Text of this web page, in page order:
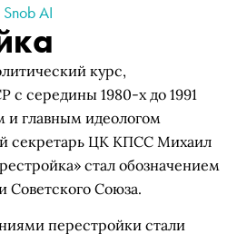
AI
курс,
с середины 1980-х до 1991
и главным идеологом
секретарь ЦК КПСС Михаил
стал обозначением
Советского Союза.
перестройки стали